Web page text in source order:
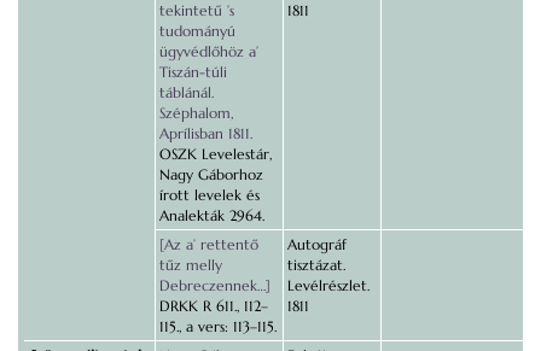
tekintetű ’s
tudományú
ügyvédlőhöz a’
Tiszán-túli
táblánál.
Széphalom,
Aprílisban 1811.
OSZK Levelestár,
Nagy Gáborhoz
írott levelek és
Analekták 2964.
1811
[Az a’ rettentő
tűz melly
Debreczennek…]
DRKK R 611., 112–
115., a vers: 113–115.
Autográf
tisztázat.
Levélrészlet.
1811